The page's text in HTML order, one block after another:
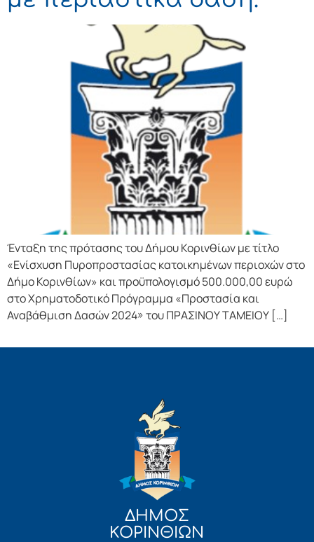
Ένταξη της πρότασης του Δήμου Κορινθίων με τίτλο
«Ενίσχυση Πυροπροστασίας κατοικημένων περιοχών στο
Δήμο Κορινθίων» και προϋπολογισμό 500.000,00 ευρώ
στο Χρηματοδοτικό Πρόγραμμα «Προστασία και
Αναβάθμιση Δασών 2024» του ΠΡΑΣΙΝΟΥ ΤΑΜΕΙΟΥ […]
ΔΗΜΟΣ
ΚΟΡΙΝΘΙΩΝ